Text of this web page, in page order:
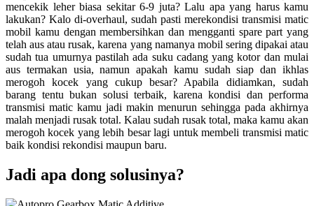
mencekik leher biasa sekitar 6-9 juta? Lalu apa yang harus kamu
lakukan? Kalo di-overhaul, sudah pasti merekondisi transmisi matic
mobil kamu dengan membersihkan dan mengganti spare part yang
telah aus atau rusak, karena yang namanya mobil sering dipakai atau
sudah tua umurnya pastilah ada suku cadang yang kotor dan mulai
aus termakan usia, namun apakah kamu sudah siap dan ikhlas
merogoh kocek yang cukup besar? Apabila didiamkan, sudah
barang tentu bukan solusi terbaik, karena kondisi dan performa
transmisi matic kamu jadi makin menurun sehingga pada akhirnya
malah menjadi rusak total. Kalau sudah rusak total, maka kamu akan
merogoh kocek yang lebih besar lagi untuk membeli transmisi matic
baik kondisi rekondisi maupun baru.
Jadi apa dong solusinya?